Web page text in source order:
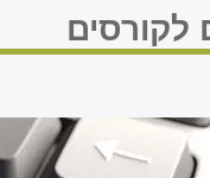
לקורסים